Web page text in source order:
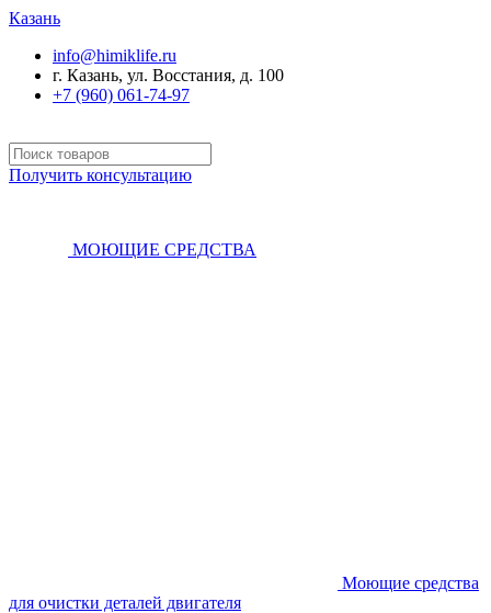
Казань
info@himiklife.ru
г. Казань, ул. Восстания, д. 100
+7 (960) 061-74-97
Получить консультацию
МОЮЩИЕ СРЕДСТВА
Моющие средства
для очистки деталей двигателя